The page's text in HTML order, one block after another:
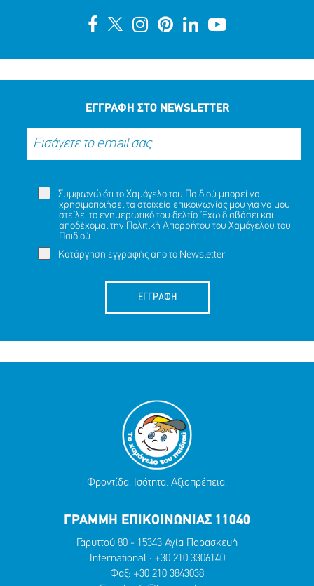
ΕΓΓΡΑΦΗ ΣΤΟ NEWSLETTER
Συμφωνώ ότι το Χαμόγελο του Παιδιού μπορεί να
χρησιμοποιήσει τα στοιχεία επικοινωνίας μου για να μου
στείλει το ενημερωτικό του δελτίο. Έχω διαβάσει και
αποδέχομαι την Πολιτική Απορρήτου του Χαμόγελου του
Παιδιού
Κατάργηση εγγραφής απο το Newsletter.
ΕΓΓΡΑΦΗ
Φροντίδα. Ισότητα. Αξιοπρέπεια.
ΓΡΑΜΜΗ ΕΠΙΚΟΙΝΩΝΙΑΣ 11040
Γαρυττού 80 - 15343 Αγία Παρασκευή
International : +30 210 3306140
Φαξ: +30 210 3843038